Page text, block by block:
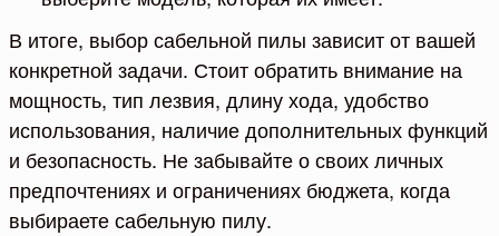
В итоге, выбор сабельной пилы зависит от вашей
конкретной задачи. Стоит обратить внимание на
мощность, тип лезвия, длину хода, удобство
использования, наличие дополнительных функций
и безопасность. Не забывайте о своих личных
предпочтениях и ограничениях бюджета, когда
выбираете сабельную пилу.